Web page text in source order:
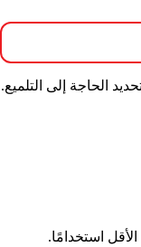
الحاجة إلى التلميع.
استخدامًا.